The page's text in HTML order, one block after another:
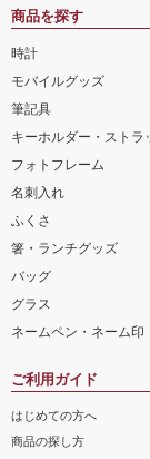
商品を探す
時計
モバイルグッズ
筆記具
キーホルダー・ストラ
フォトフレーム
名刺入れ
ふくさ
箸・ランチグッズ
バッグ
グラス
ネームペン・ネーム印
ご利用ガイド
はじめての方へ
商品の探し方